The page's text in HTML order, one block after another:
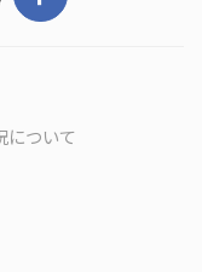
について